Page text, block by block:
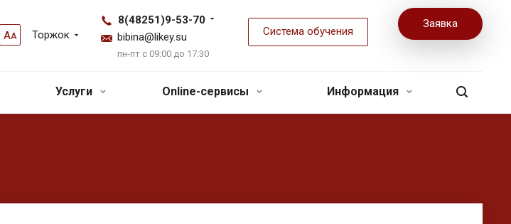
АА Торжок
8(48251)9-53-70
bibina@likey.su
пн-пт с 09:00 до 17:30
Система обучения
Заявка
Услуги Online-сервисы Информация